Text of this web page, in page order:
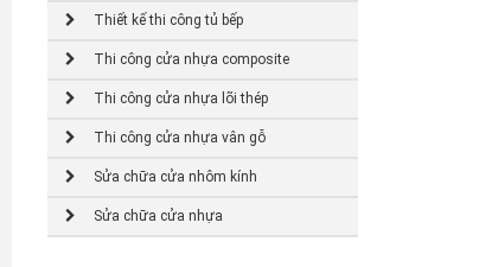
Thiết kế thi công tủ bếp
Thi công cửa nhựa composite
Thi công cửa nhựa lõi thép
Thi công cửa nhựa vân gỗ
Sửa chữa cửa nhôm kính
Sửa chữa cửa nhựa